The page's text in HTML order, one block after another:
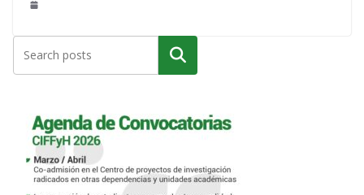
Buscar